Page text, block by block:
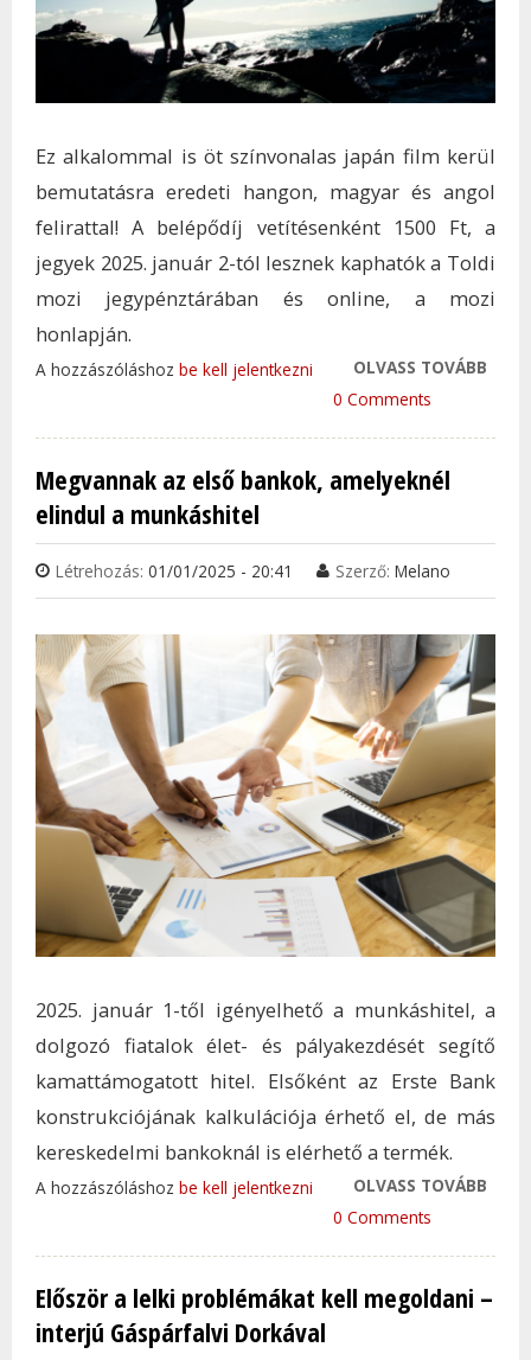
Ez alkalommal is öt színvonalas japán film kerül
bemutatásra eredeti hangon, magyar és angol
felirattal! A belépődíj vetítésenként 1500 Ft, a
jegyek 2025. január 2-tól lesznek kaphatók a Toldi
mozi jegypénztárában és online, a mozi
honlapján.
OLVASS TOVÁBB
A hozzászóláshoz be kell jelentkezni
0 Comments
Megvannak az első bankok, amelyeknél
elindul a munkáshitel
Létrehozás: 01/01/2025 - 20:41 Szerző: Melano
2025. január 1-től igényelhető a munkáshitel, a
dolgozó fiatalok élet- és pályakezdését segítő
kamattámogatott hitel. Elsőként az Erste Bank
konstrukciójának kalkulációja érhető el, de más
kereskedelmi bankoknál is elérhető a termék.
OLVASS TOVÁBB
A hozzászóláshoz be kell jelentkezni
0 Comments
Először a lelki problémákat kell megoldani –
interjú Gáspárfalvi Dorkával